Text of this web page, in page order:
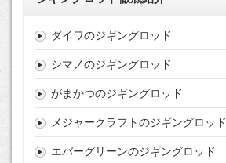
ダイワのジギングロッド
シマノのジギングロッド
がまかつのジギングロッド
メジャークラフトのジギングロッド
エバーグリーンのジギングロッド